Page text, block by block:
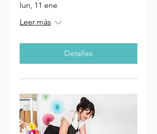
lun, 11 ene
Leer más
Detalles